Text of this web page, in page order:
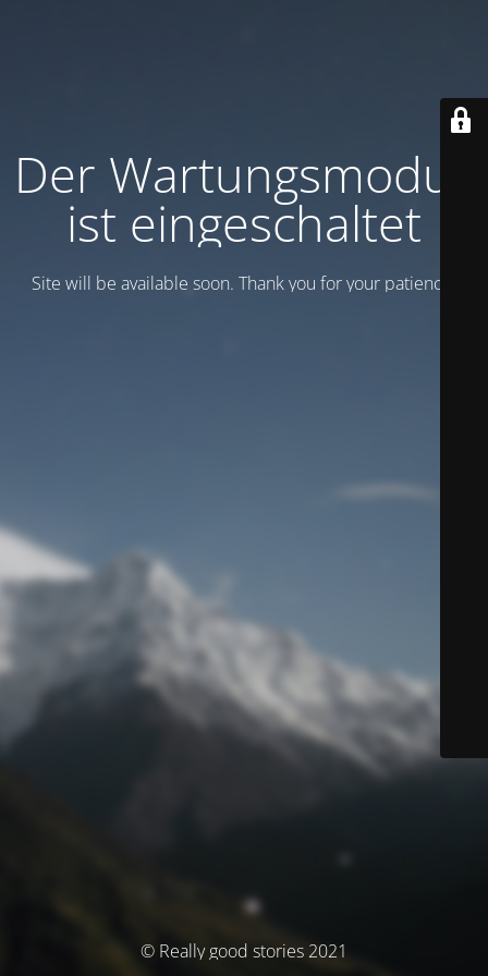
Der Wartungsmodus
ist eingeschaltet
Site will be available soon. Thank you for your patience!
© Really good stories 2021